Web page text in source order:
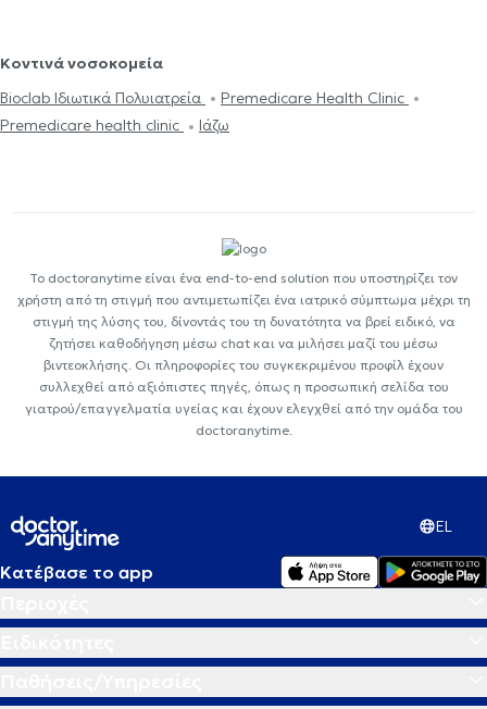
Κοντινά νοσοκομεία
Bioclab Ιδιωτικά Πολυιατρεία
Premedicare Health Clinic
Premedicare health clinic
Ιάζω
Το doctoranytime είναι ένα end-to-end solution που υποστηρίζει τον
χρήστη από τη στιγμή που αντιμετωπίζει ένα ιατρικό σύμπτωμα μέχρι τη
στιγμή της λύσης του, δίνοντάς του τη δυνατότητα να βρεί ειδικό, να
ζητήσει καθοδήγηση μέσω chat και να μιλήσει μαζί του μέσω
βιντεοκλήσης. Οι πληροφορίες του συγκεκριμένου προφίλ έχουν
συλλεχθεί από αξιόπιστες πηγές, όπως η προσωπική σελίδα του
γιατρού/επαγγελματία υγείας και έχουν ελεγχθεί από την ομάδα του
doctoranytime.
EL
Κατέβασε το app